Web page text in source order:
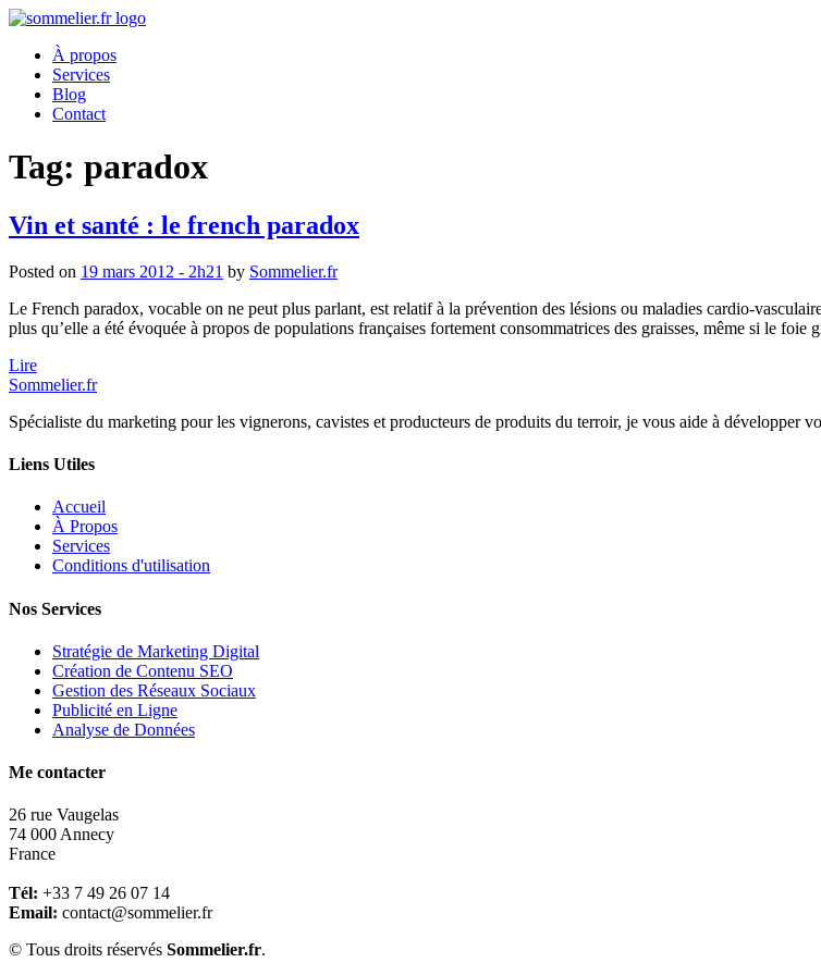
À propos
Services
Blog
Contact
Tag: paradox
Vin et santé : le french paradox
Posted on 19 mars 2012 - 2h21 by Sommelier.fr
Le French paradox, vocable on ne peut plus parlant, est relatif à la prévention des lésions ou maladies cardio-
plus qu’elle a été évoquée à propos de populations françaises fortement consommatrices des graisses, même si le
Lire
Sommelier.fr
Spécialiste du marketing pour les vignerons, cavistes et producteurs de produits du terroir, je vous aide à développer
Liens Utiles
Accueil
À Propos
Services
Conditions d'utilisation
Nos Services
Stratégie de Marketing Digital
Création de Contenu SEO
Gestion des Réseaux Sociaux
Publicité en Ligne
Analyse de Données
Me contacter
26 rue Vaugelas
74 000 Annecy
France
Tél: +33 7 49 26 07 14
Email: contact@sommelier.fr
© Tous droits réservés Sommelier.fr.